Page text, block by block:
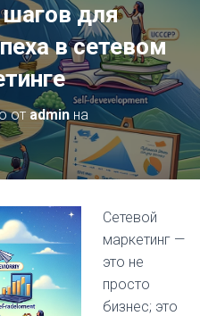
для
в сетевом
от admin на
Сетевой
маркетинг —
это не
просто
бизнес; это